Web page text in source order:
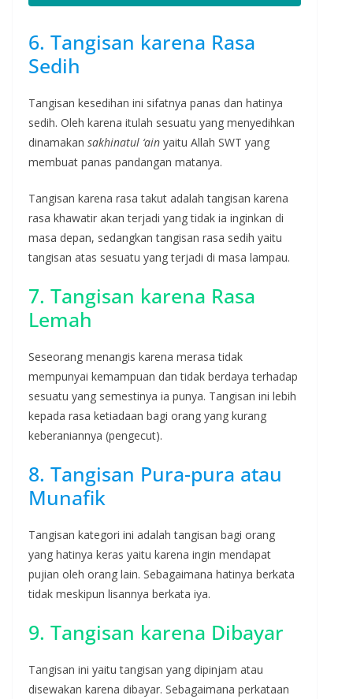
6. Tangisan karena Rasa
Sedih
Tangisan kesedihan ini sifatnya panas dan hatinya
sedih. Oleh karena itulah sesuatu yang menyedihkan
dinamakan sakhinatul ‘ain yaitu Allah SWT yang
membuat panas pandangan matanya.
Tangisan karena rasa takut adalah tangisan karena
rasa khawatir akan terjadi yang tidak ia inginkan di
masa depan, sedangkan tangisan rasa sedih yaitu
tangisan atas sesuatu yang terjadi di masa lampau.
7. Tangisan karena Rasa
Lemah
Seseorang menangis karena merasa tidak
mempunyai kemampuan dan tidak berdaya terhadap
sesuatu yang semestinya ia punya. Tangisan ini lebih
kepada rasa ketiadaan bagi orang yang kurang
keberaniannya (pengecut).
8. Tangisan Pura-pura atau
Munafik
Tangisan kategori ini adalah tangisan bagi orang
yang hatinya keras yaitu karena ingin mendapat
pujian oleh orang lain. Sebagaimana hatinya berkata
tidak meskipun lisannya berkata iya.
9. Tangisan karena Dibayar
Tangisan ini yaitu tangisan yang dipinjam atau
disewakan karena dibayar. Sebagaimana perkataan